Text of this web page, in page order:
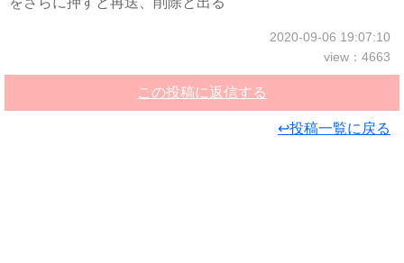
2020-09-06 19:07:10
view：4663
この投稿に返信する
↩投稿一覧に戻る